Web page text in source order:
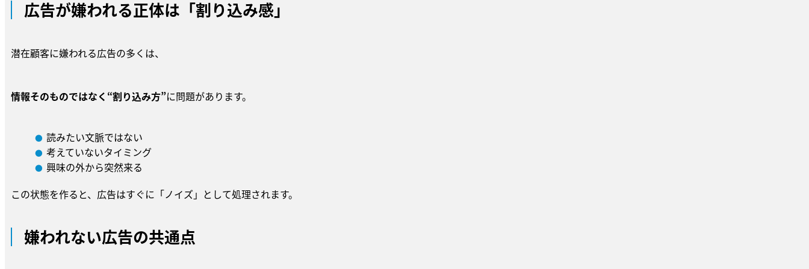
広告が嫌われる正体は「割り込み感」
潜在顧客に嫌われる広告の多くは、
情報そのものではなく“割り込み方”に問題があります。
読みたい文脈ではない
考えていないタイミング
興味の外から突然来る
この状態を作ると、広告はすぐに「ノイズ」として処理されます。
嫌われない広告の共通点